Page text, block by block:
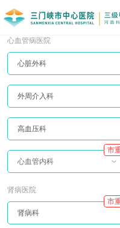
心血管病医院
心脏外科
外周介入科
高血压科
心血管内科
市
肾病医院
肾病科
市